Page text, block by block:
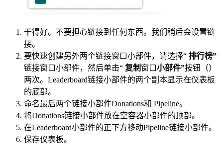
干得好。不要担心链接到任何东西。我们稍后会设置链
接。
要快速创建另外两个链接窗口小部件，请选择“ 排行榜”
链接窗口小部件，然后单击“ 复制 窗口小部件”按钮（）
两次。Leaderboard链接小部件的两个副本显示在仪表板
的底部。
命名最后两个链接小部件Donations和 Pipeline。
将Donations链接小部件放在空容器小部件的顶部。
在Leaderboard小部件的正下方移动Pipeline链接小部件。
保存仪表板。